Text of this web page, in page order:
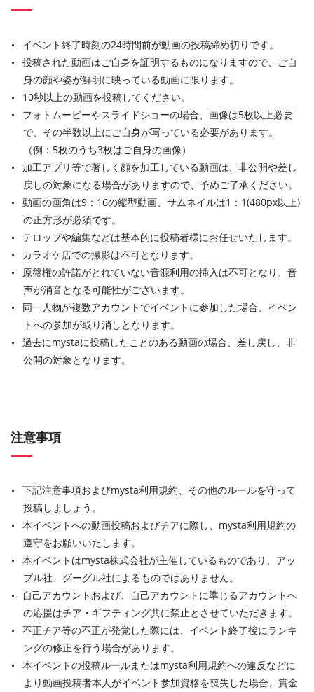
イベント終了時刻の24時間前が動画の投稿締め切りです。
投稿された動画はご自身を証明するものになりますので、ご自
身の顔や姿が鮮明に映っている動画に限ります。
10秒以上の動画を投稿してください。
フォトムービーやスライドショーの場合、画像は5枚以上必要
で、その半数以上にご自身が写っている必要があります。
（例：5枚のうち3枚はご自身の画像）
加工アプリ等で著しく顔を加工している動画は、非公開や差し
戻しの対象になる場合がありますので、予めご了承ください。
動画の画角は9：16の縦型動画、サムネイルは1：1(480px以上)
の正方形が必須です。
テロップや編集などは基本的に投稿者様にお任せいたします。
カラオケ店での撮影は不可となります。
原盤権の許諾がとれていない音源利用の挿入は不可となり、音
声が消音となる可能性がございます。
同一人物が複数アカウントでイベントに参加した場合、イベン
トへの参加が取り消しとなります。
過去にmystaに投稿したことのある動画の場合、差し戻し、非
公開の対象となります。
注意事項
下記注意事項およびmysta利用規約、その他のルールを守って
投稿しましょう。
本イベントへの動画投稿およびチアに際し、mysta利用規約の
遵守をお願いいたします。
本イベントはmysta株式会社が主催しているものであり、アッ
プル社、グーグル社によるものではありません。
自己アカウントおよび、自己アカウントに準じるアカウントへ
の応援はチア・ギフティング共に禁止とさせていただきます。
不正チア等の不正が発覚した際には、イベント終了後にランキ
ングの修正を行う場合があります。
本イベントの投稿ルールまたはmysta利用規約への違反などに
より動画投稿者本人がイベント参加資格を喪失した場合、賞金